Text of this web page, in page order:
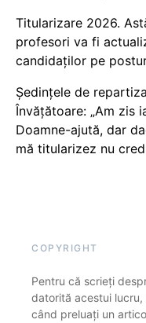
Titularizare 2026.
profesori va fi
candidaților pe
Ședințele de
Învățătoare: „Am zis
Doamne-ajută, dar
mă titularizez nu
COPYRIGHT
Pentru că scrieți
datorită acestui
când preluați un